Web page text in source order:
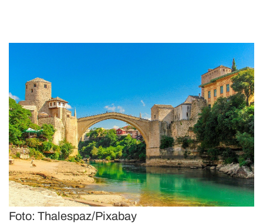
Foto: Thalespaz/Pixabay